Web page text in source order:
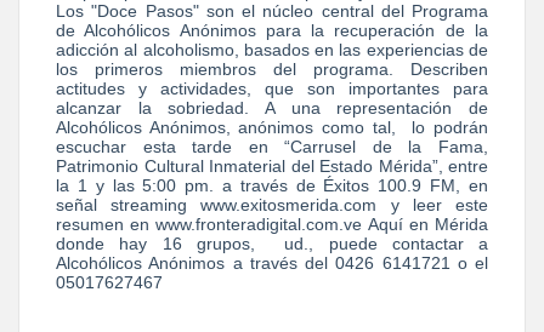
Los "Doce Pasos" son el núcleo central del Programa
de Alcohólicos Anónimos para la recuperación de la
adicción al alcoholismo, basados en las experiencias de
los primeros miembros del programa. Describen
actitudes y actividades, que son importantes para
alcanzar la sobriedad. A una representación de
Alcohólicos Anónimos, anónimos como tal, lo podrán
escuchar esta tarde en “Carrusel de la Fama,
Patrimonio Cultural Inmaterial del Estado Mérida”, entre
la 1 y las 5:00 pm. a través de Éxitos 100.9 FM, en
señal streaming www.exitosmerida.com y leer este
resumen en www.fronteradigital.com.ve Aquí en Mérida
donde hay 16 grupos, ud., puede contactar a
Alcohólicos Anónimos a través del 0426 6141721 o el
05017627467